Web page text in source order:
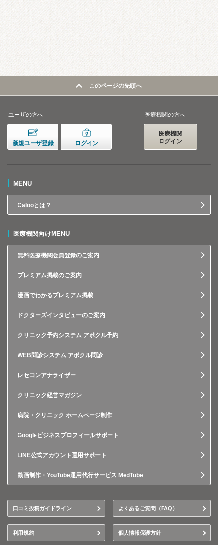
このページの先頭へ
ユーザの方へ
新規ユーザ登録 ログイン
医療機関の方へ
医療機関
ログイン
MENU
Calooとは？
医療機関向けMENU
無料医療機関会員登録のご案内
プレミアム掲載のご案内
漫画でわかるプレミアム掲載
ドクターズインタビューのご案内
クリニック予約システム アポクル予約
WEB問診システム アポクル問診
レセコンアナライザー
クリニック経営マガジン
病院・クリニック ホームページ制作
Googleビジネスプロフィールサポート
LINE公式アカウント運用サポート
動画制作・YouTube運用代行サービス MedTube
口コミ投稿ガイドライン よくあるご質問（FAQ）
利用規約 個人情報保護方針